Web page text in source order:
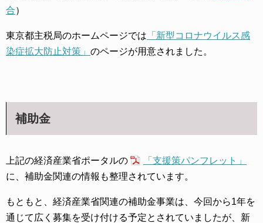
合）
東京都主税局のホームページでは 「新型コロナウイルス感
染症拡大防止対策」 のページが用意されました。
補助金
上記の経済産業省ポータルの
「支援策パンフレット」
に、補助金関連の情報も整理されています。
もともと、経済産業省関連の補助金事業は、今回から1年を
通じて広く募集を受け付ける予定とされていましたが、新